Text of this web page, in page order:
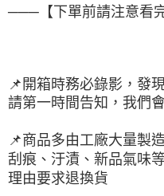
───【下單前請注意看
📌 開箱時務必錄影，發
請第一時間告知，我們
📌商品多由工廠大量製
刮痕、汙漬、新品氣味
理由要求退換貨